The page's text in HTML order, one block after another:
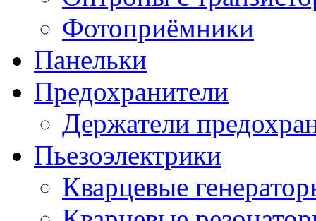
Фотоприёмники
Панельки
Предохранители
Держатели
Пьезоэлектрики
Кварцевые